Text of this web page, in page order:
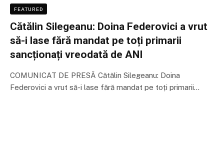
FEATURED
Cătălin Silegeanu: Doina Federovici a vrut
să-i lase fără mandat pe toți primarii
sancționați vreodată de ANI
COMUNICAT DE PRESĂ Cătălin Silegeanu: Doina
Federovici a vrut să-i lase fără mandat pe toți primarii…